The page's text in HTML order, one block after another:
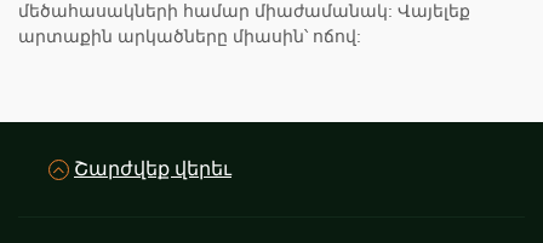
մեծահասակների համար միաժամանակ: Վայելեք
արտաքին արկածները միասին՝ ոճով:
Շարժվեք վերեւ